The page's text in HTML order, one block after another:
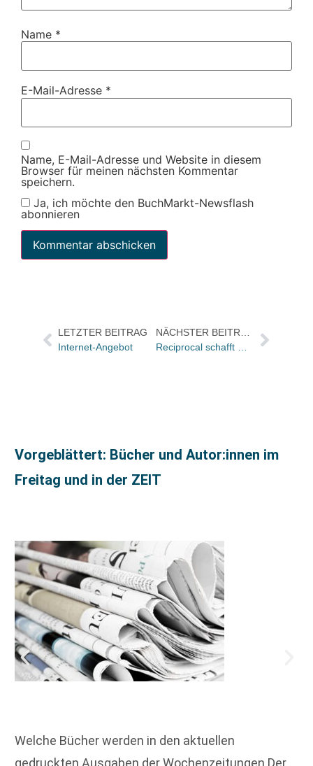
Name *
E-Mail-Adresse *
Name, E-Mail-Adresse und Website in diesem
Browser für meinen nächsten Kommentar
speichern.
Ja, ich möchte den BuchMarkt-Newsflash
abonnieren
LETZTER BEITRAG
Internet-Angebot
Vorgeblättert: Bücher und Autor:innen im
Freitag und in der ZEIT
Welche Bücher werden in den aktuellen